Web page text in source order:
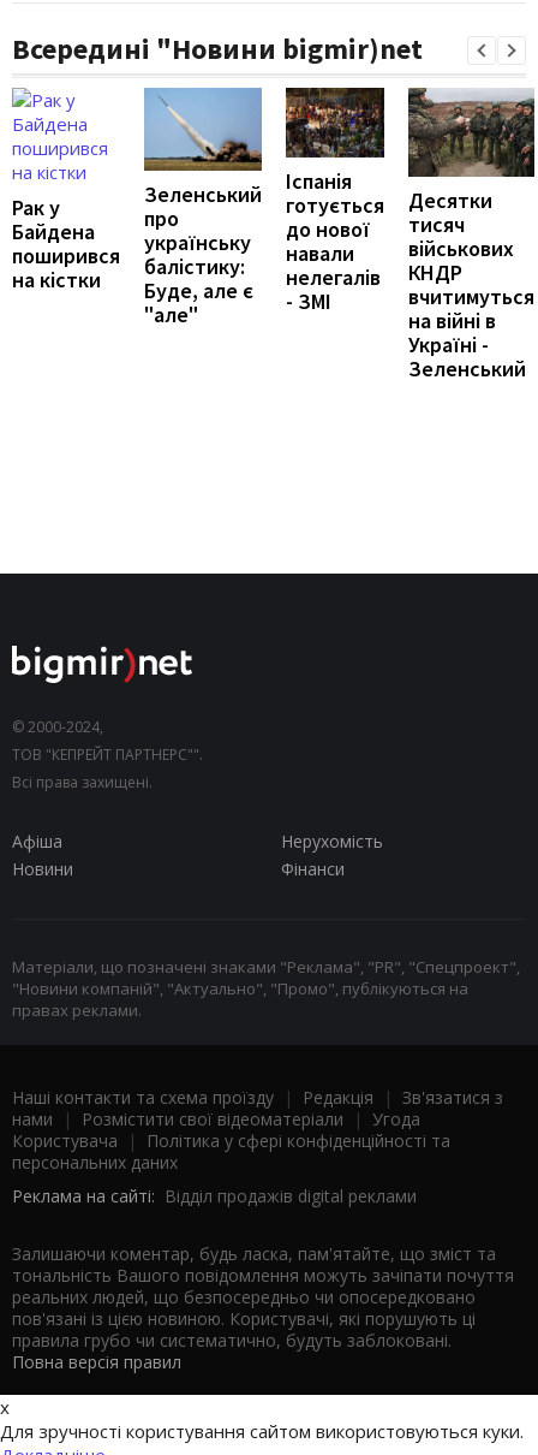
Всередині "Новини bigmir)net
Рак у
Байдена
поширився
на кістки
Зеленський
про
українську
балістику:
Буде, але є
"але"
Іспанія
готується
до нової
навали
нелегалів
- ЗМІ
Десятки
тисяч
військових
КНДР
вчитимуться
на війні в
Україні -
Зеленський
© 2000-2024,
ТОВ "КЕПРЕЙТ ПАРТНЕРС"".
Всі права захищені.
Афіша
Нерухомість
Новини
Фінанси
Матеріали, що позначені знаками "Реклама", "PR", "Спецпроект",
"Новини компаній", "Актуально", "Промо", публікуються на
правах реклами.
Наші контакти та схема проїзду | Редакція | Зв'язатися з
нами | Розмістити свої відеоматеріали | Угода
Користувача |
Політика у сфері конфіденційності та
персональних даних
Реклама на сайті: Відділ продажів digital реклами
Залишаючи коментар, будь ласка, пам'ятайте, що зміст та
тональність Вашого повідомлення можуть зачіпати почуття
реальних людей, що безпосередньо чи опосередковано
пов'язані із цією новиною. Користувачі, які порушують ці
правила грубо чи систематично, будуть заблоковані.
Повна версія правил
x
Для зручності користування сайтом використовуються куки.